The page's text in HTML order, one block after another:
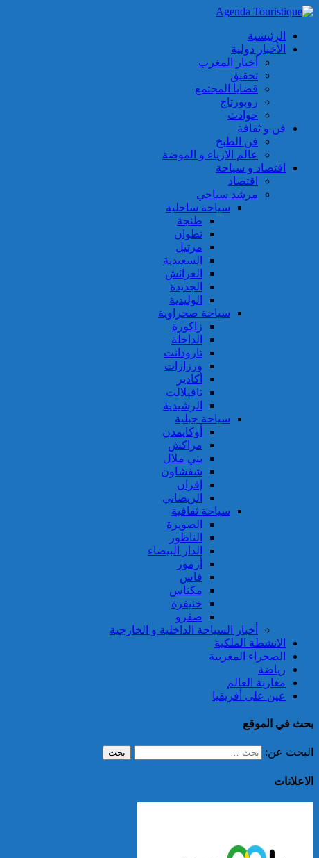
الرئيسية
الأخبار دولية
أخبار المغرب
تحقيق
قضايا المجتمع
روبورتاج
حوادث
فن و ثقافة
فن الطبخ
عالم الازياء و الموضة
اقتصاد و سياحة
اقتصاد
مرشد سياحي
سياحة ساحلية
طنجة
تطوان
مرتيل
السعيدية
العرائش
الجديدة
الوليدية
سياحة صحراوية
زاكورة
الداخلة
تارودانت
ورزازات
أكادير
تافيلالت
الرشيدية
سياحة جبلية
أوكايمدن
مراكش
بني ملال
شفشاون
إفران
الريصاني
سياحة ثقافية
الصويرة
الناظور
الدار البيضاء
أزمور
فاس
مكناس
خنيفرة
صفرو
أخبار السياحة الداخلية و الخارجية
الانشطة الملكية
الصحراء المغربية
رياضة
مغاربة العالم
عين على أفريقيا
بحث في الموقع
البحث عن:
الاعلانات